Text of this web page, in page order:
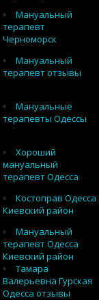
Мануальный
терапевт
Черноморск
Мануальный
терапевт отзывы
Мануальные
терапевты Одессы
Хороший
мануальный
терапевт Одесса
Костоправ Одесса
Киевский район
Мануальный
терапевт Одесса
Киевский район
Тамара
Валерьевна Гурская
Одесса отзывы